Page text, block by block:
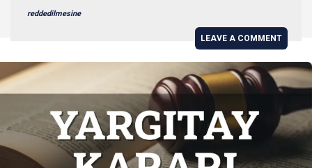
reddedilmesine
LEAVE A COMMENT